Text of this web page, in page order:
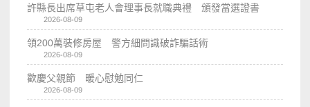
許縣長出席草屯老人會理事長就職典禮 頒發當選證書
2026-08-09
領200萬裝修房屋 警方細問識破詐騙話術
2026-08-09
歡慶父親節 暖心慰勉同仁
2026-08-09